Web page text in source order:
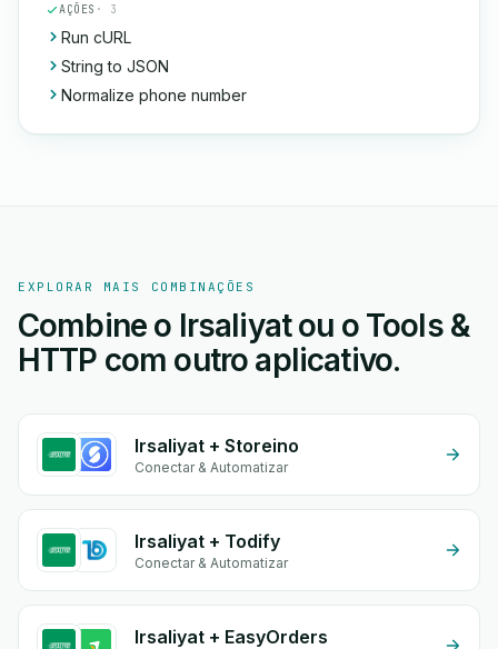
AÇÕES · 3
Run cURL
String to JSON
Normalize phone number
EXPLORAR MAIS COMBINAÇÕES
Combine o Irsaliyat ou o Tools &
HTTP com outro aplicativo.
Irsaliyat + Storeino
Conectar & Automatizar
Irsaliyat + Todify
Conectar & Automatizar
Irsaliyat + EasyOrders